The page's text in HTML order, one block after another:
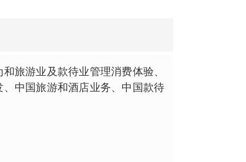
旅游业及款待业管理消费体验、
中国旅游和酒店业务、中国款待